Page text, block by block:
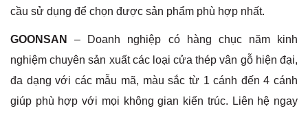
cầu sử dụng để chọn được sản phẩm phù hợp nhất.
GOONSAN
– Doanh nghiệp có hàng chục năm kinh
nghiệm chuyên sản xuất các loại cửa thép vân gỗ hiện đại,
đa dạng với các mẫu mã, màu sắc từ 1 cánh đến 4 cánh
giúp phù hợp với mọi không gian kiến trúc. Liên hệ ngay